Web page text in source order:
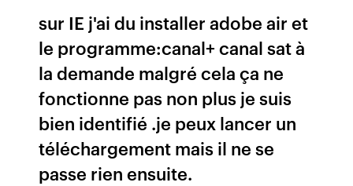
sur IE j'ai du installer adobe air et
le programme:canal+ canal sat à
la demande malgré cela ça ne
fonctionne pas non plus je suis
bien identifié .je peux lancer un
téléchargement mais il ne se
passe rien ensuite.